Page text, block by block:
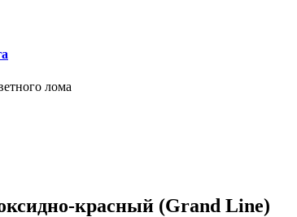
лома
красный (Grand Line)